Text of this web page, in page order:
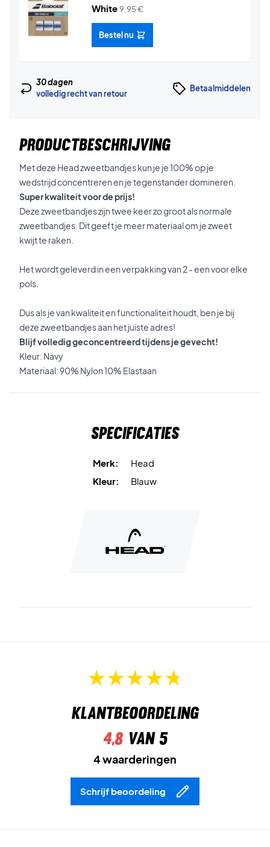
White9,95€
Bestel nu
30 dagen
volledig recht van retour
Betaalmiddelen
PRODUCTBESCHRIJVING
Met deze Head zweetbandjes kun je je 100% op je
wedstrijd concentreren en je tegenstander domineren.
Super kwaliteit voor de prijs!
Deze zweetbandjes zijn twee keer zo groot als normale
zweetbandjes. Dit geeft je meer materiaal om je zweet
kwijt te raken.
Het wordt geleverd in een verpakking van 2 - een voor elke
pols.
Dus als je van kwaliteit en functionaliteit houdt, ben je bij
deze zweetbandjes aan het juiste adres!
Blijf volledig geconcentreerd tijdens je gevecht!
Kleur: Navy
Materiaal: 90% Nylon 10% Elastaan
Specificaties
Merk:
Head
Kleur:
Blauw
Klantbeoordeling
4,8van 5
4 waarderingen
Schrijf beoordeling